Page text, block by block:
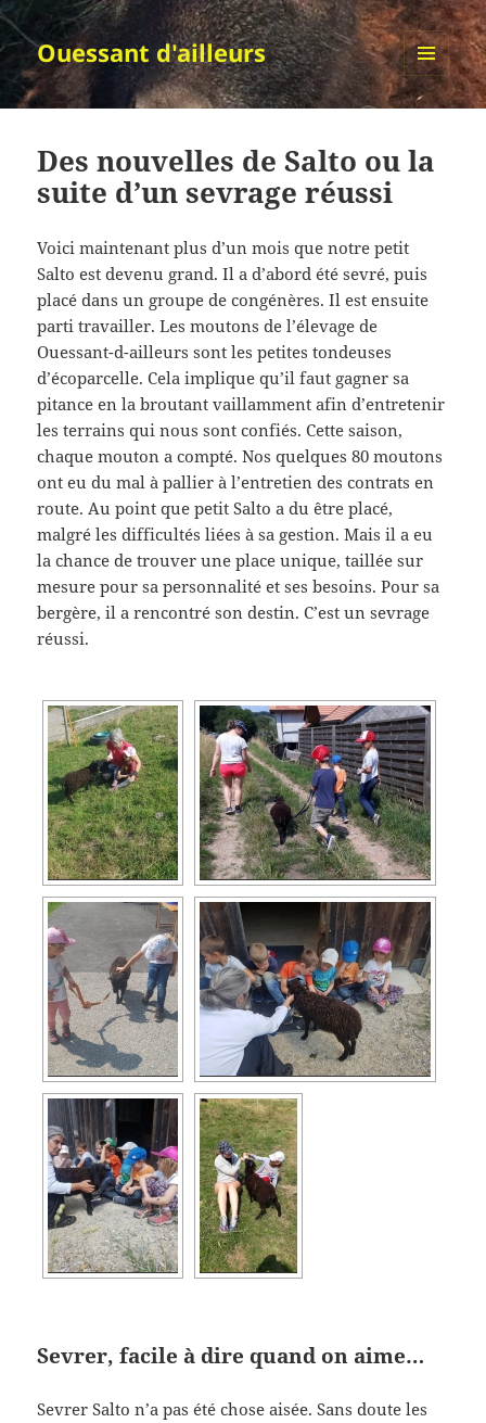
Ouessant d'ailleurs
MENU
ET
Des nouvelles de Salto ou la
suite d’un sevrage réussi
Voici maintenant plus d’un mois que notre petit
Salto est devenu grand. Il a d’abord été sevré, puis
placé dans un groupe de congénères. Il est ensuite
parti travailler. Les moutons de l’élevage de
Ouessant-d-ailleurs sont les petites tondeuses
d’écoparcelle. Cela implique qu’il faut gagner sa
pitance en la broutant vaillamment afin d’entretenir
les terrains qui nous sont confiés. Cette saison,
chaque mouton a compté. Nos quelques 80 moutons
ont eu du mal à pallier à l’entretien des contrats en
route. Au point que petit Salto a du être placé,
malgré les difficultés liées à sa gestion. Mais il a eu
la chance de trouver une place unique, taillée sur
mesure pour sa personnalité et ses besoins. Pour sa
bergère, il a rencontré son destin. C’est un sevrage
réussi.
Sevrer, facile à dire quand on aime…
Sevrer Salto n’a pas été chose aisée. Sans doute les